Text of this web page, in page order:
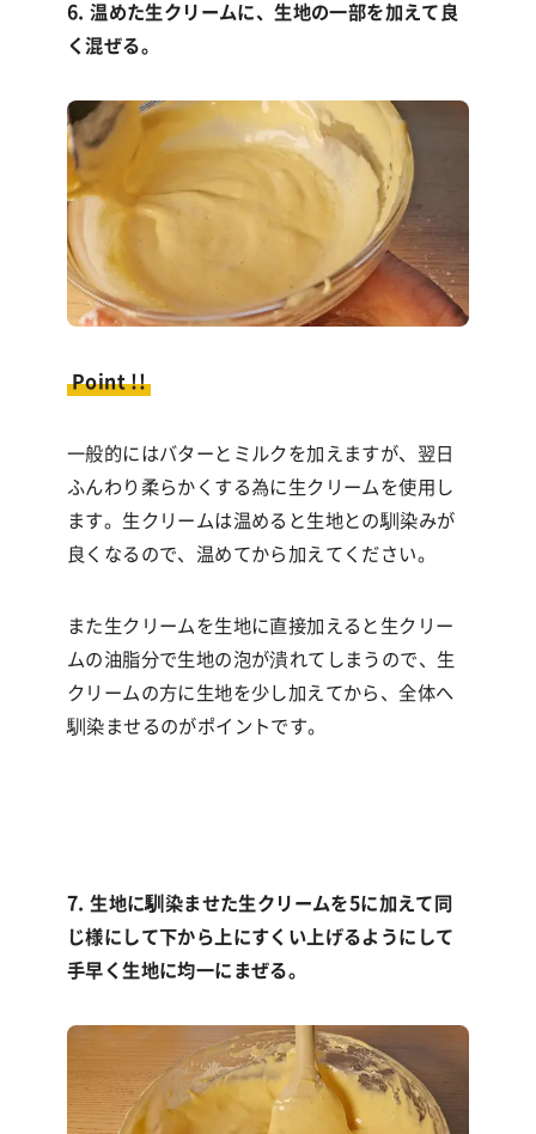
6. 温めた生クリームに、生地の一部を加えて良
く混ぜる。
Point !!
一般的にはバターとミルクを加えますが、翌日
ふんわり柔らかくする為に生クリームを使用し
ます。生クリームは温めると生地との馴染みが
良くなるので、温めてから加えてください。
また生クリームを生地に直接加えると生クリー
ムの油脂分で生地の泡が潰れてしまうので、生
クリームの方に生地を少し加えてから、全体へ
馴染ませるのがポイントです。
7. 生地に馴染ませた生クリームを5に加えて同
じ様にして下から上にすくい上げるようにして
手早く生地に均一にまぜる。